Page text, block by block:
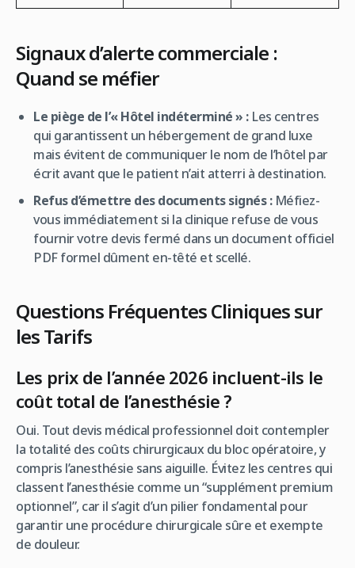
Signaux d’alerte commerciale :
Quand se méfier
Le piège de l’« Hôtel indéterminé » :Les centres
qui garantissent un hébergement de grand luxe
mais évitent de communiquer le nom de l’hôtel par
écrit avant que le patient n’ait atterri à destination.
Refus d’émettre des documents signés :Méfiez-
vous immédiatement si la clinique refuse de vous
fournir votre devis fermé dans un document officiel
PDF formel dûment en-têté et scellé.
Questions Fréquentes Cliniques sur
les Tarifs
Les prix de l’année 2026 incluent-ils le
coût total de l’anesthésie ?
Oui. Tout devis médical professionnel doit contempler
la totalité des coûts chirurgicaux du bloc opératoire, y
compris l’anesthésie sans aiguille. Évitez les centres qui
classent l’anesthésie comme un “supplément premium
optionnel”, car il s’agit d’un pilier fondamental pour
garantir une procédure chirurgicale sûre et exempte
de douleur.